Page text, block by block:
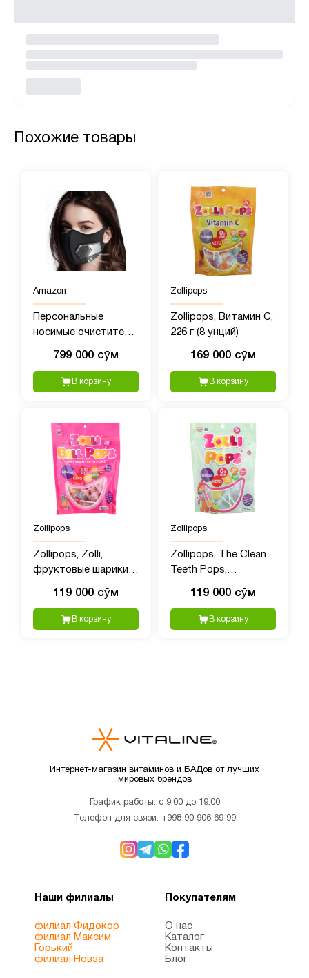
Похожие товары
Amazon
Персональные
носимые очистители
мини-очиститель
воздуха
799 000 сӯм
В корзину
Zollipops
Zollipops, Витамин C,
226 г (8 унций)
169 000 сӯм
В корзину
Zollipops
Zollipops, Zolli,
фруктовые шарики,
119 000 сӯм
В корзину
Zollipops
Zollipops, The Clean
Teeth Pops,
фрукты, 147 гр (5,2
унции)
119 000 сӯм
В корзину
Интернет-магазин витаминов и БАДов от лучших
мировых брендов
График работы: с 9:00 до 19:00
Телефон для связи: +998 90 906 69 99
Наши филиалы
филиал Фидокор
филиал Максим
Горький
филиал Новза
Покупателям
О нас
Каталог
Контакты
Блог